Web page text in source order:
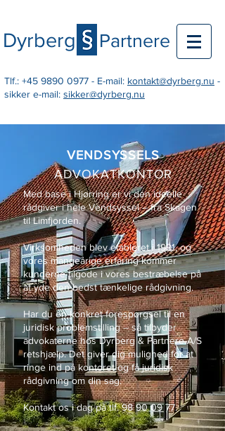
Dyrberg Partnere
Tlf.: +45 9890 0977 - E-mail: kontakt@dyrberg.nu -
sikker e-mail: sikker@dyrberg.nu
VENDSYSSELS
ADVOKATKONTOR
Med base i Hjørring er vi den ideelle
rådgiver i hele Vendsyssel – fra Skagen
til Limfjorden.
Virksomheden blev etableret i 1991, og
vores mangeårige erfaring kommer
kunderne tilgode i vores bestræbelse på
at yde den bedst tænkelige rådgivning.
Har du en konkret forespørgsel til en
juridisk problemstilling – så tilbyder
advokaterne hos Dyrberg & Partnere A/S
retshjælp. Det giver dig mulighed for at
ringe ind på kontoret og få juridisk
rådgivning om din sag.
Kontakt os i dag på tlf. 98 90 09 77.